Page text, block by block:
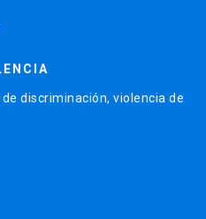
discriminación, violencia de